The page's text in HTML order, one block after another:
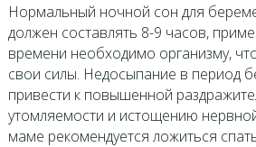
Нормальный ночной сон для
должен составлять 8-9 часов,
времени необходимо организму,
свои силы. Недосыпание в период
привести к повышенной
утомляемости и истощению
маме рекомендуется ложиться